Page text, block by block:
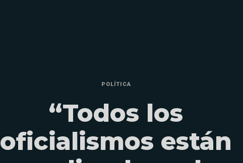
POLÍTICA
“Todos los
oficialismos están